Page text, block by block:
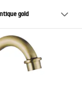
gold